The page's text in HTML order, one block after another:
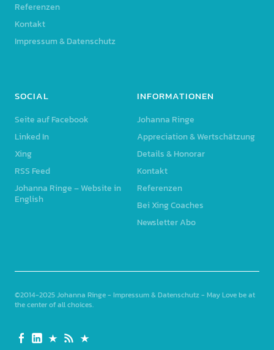
Referenzen
Kontakt
Impressum & Datenschutz
SOCIAL
Seite auf Facebook
Linked In
Xing
RSS Feed
Johanna Ringe – Website in
English
INFORMATIONEN
Johanna Ringe
Appreciation & Wertschätzung
Details & Honorar
Kontakt
Referenzen
Bei Xing Coaches
Newsletter Abo
©2014-2025Johanna Ringe- Impressum & Datenschutz- May Love be at
the center of all choices